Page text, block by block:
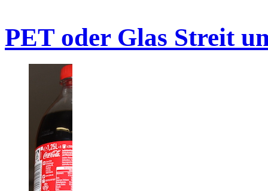
PET oder Glas Streit